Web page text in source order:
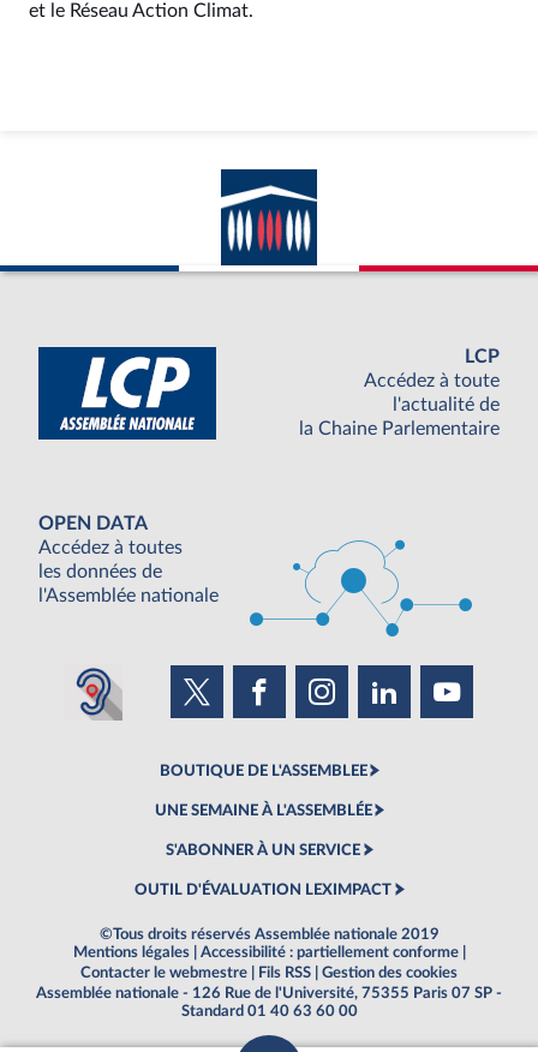
et le Réseau Action Climat.
LCP
Accédez à toute
l'actualité de
la Chaine Parlementaire
OPEN DATA
Accédez à toutes
les données de
l'Assemblée nationale
BOUTIQUE DE L'ASSEMBLEE
UNE SEMAINE À L'ASSEMBLÉE
S'ABONNER À UN SERVICE
OUTIL D'ÉVALUATION LEXIMPACT
©Tous droits réservés Assemblée nationale 2019
Mentions légales
Accessibilité : partiellement conforme
Contacter le webmestre
Fils RSS
Gestion des cookies
Assemblée nationale - 126 Rue de l'Université, 75355 Paris 07 SP -
Standard 01 40 63 60 00